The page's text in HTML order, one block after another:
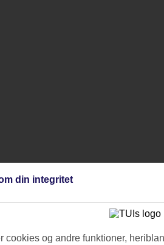
din integritet
cookies og andre funktioner,